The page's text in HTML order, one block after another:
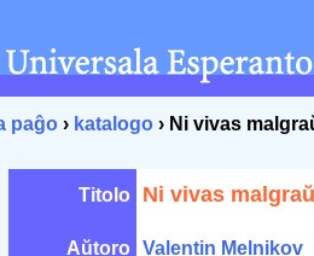
paĝo › katalogo › Ni vivas
Titolo Ni vivas
Aŭtoro Valentin Melnikov